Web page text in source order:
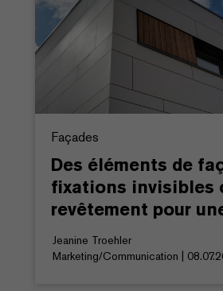
Façades
Des éléments de
fixations invisibles
revêtement pour
Jeanine Troehler
Marketing/Communication |